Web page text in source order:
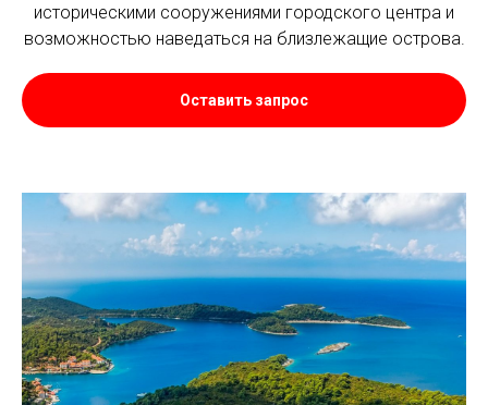
историческими сооружениями городского центра и
возможностью наведаться на близлежащие острова.
Оставить запрос